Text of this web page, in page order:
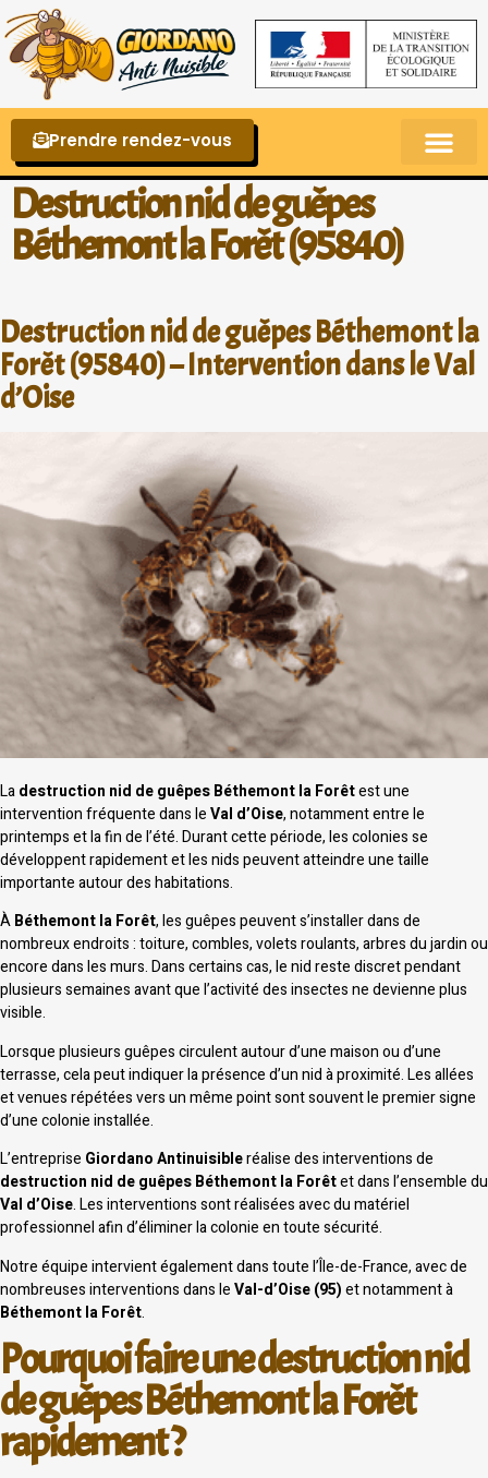
Prendre rendez-vous
Destruction nid de guêpes
Béthemont la Forêt (95840)
Destruction nid de guêpes Béthemont la
Forêt (95840) – Intervention dans le Val
d’Oise
Ladestruction nid de guêpes Béthemont la Forêtest une
intervention fréquente dans leVal d’Oise, notamment entre le
printemps et la fin de l’été. Durant cette période, les colonies se
développent rapidement et les nids peuvent atteindre une taille
importante autour des habitations.
ÀBéthemont la Forêt, les guêpes peuvent s’installer dans de
nombreux endroits : toiture, combles, volets roulants, arbres du jardin ou
encore dans les murs. Dans certains cas, le nid reste discret pendant
plusieurs semaines avant que l’activité des insectes ne devienne plus
visible.
Lorsque plusieurs guêpes circulent autour d’une maison ou d’une
terrasse, cela peut indiquer la présence d’un nid à proximité. Les allées
et venues répétées vers un même point sont souvent le premier signe
d’une colonie installée.
L’entreprise Giordano Antinuisibleréalise des interventions de
destruction nid de guêpes Béthemont la Forêtet dans l’ensemble du
Val d’Oise. Les interventions sont réalisées avec du matériel
professionnel afin d’éliminer la colonie en toute sécurité.
Notre équipe intervient également dans toute l’Île-de-France, avec de
nombreuses interventions dans leVal-d’Oise (95)et notamment à
Béthemont la Forêt.
Pourquoi faire une destruction nid
de guêpes Béthemont la Forêt
rapidement ?